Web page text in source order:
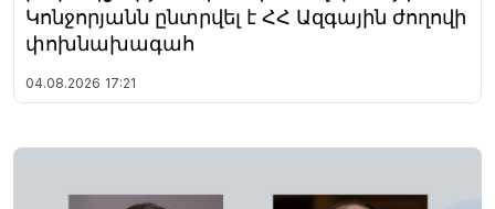
Կոնջորյանն ընտրվել է ՀՀ Ազգային ժողովի
փոխնախագահ
04.08.2026 17:21